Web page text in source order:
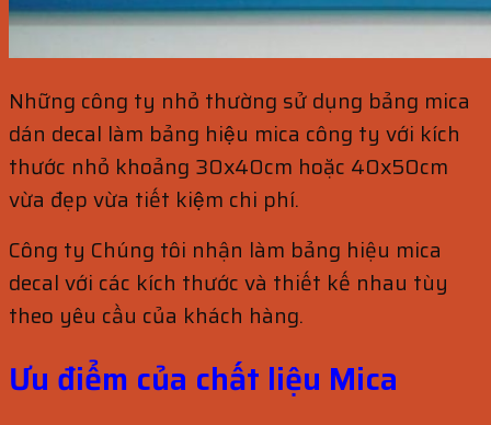
Những công ty nhỏ thường sử dụng bảng mica
dán decal làm bảng hiệu mica công ty với kích
thước nhỏ khoảng 30x40cm hoặc 40x50cm
vừa đẹp vừa tiết kiệm chi phí.
Công ty Chúng tôi nhận làm bảng hiệu mica
decal với các kích thước và thiết kế nhau tùy
theo yêu cầu của khách hàng.
Ưu điểm của chất liệu Mica